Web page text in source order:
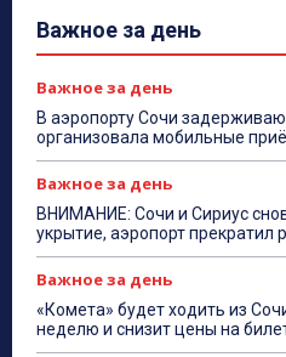
Важное за день
Важное за день
В аэропорту Сочи
организовала мобильные
Важное за день
ВНИМАНИЕ: Сочи и Сириус
укрытие, аэропорт прекратил
Важное за день
«Комета» будет ходить из
неделю и снизит цены на